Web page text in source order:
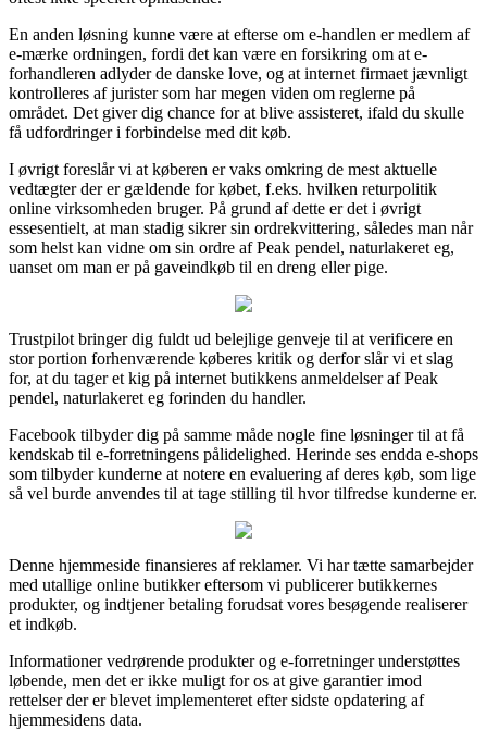
En anden løsning kunne være at efterse om e-handlen er medlem af
e-mærke ordningen, fordi det kan være en forsikring om at e-
forhandleren adlyder de danske love, og at internet firmaet jævnligt
kontrolleres af jurister som har megen viden om reglerne på
området. Det giver dig chance for at blive assisteret, ifald du skulle
få udfordringer i forbindelse med dit køb.
I øvrigt foreslår vi at køberen er vaks omkring de mest aktuelle
vedtægter der er gældende for købet, f.eks. hvilken returpolitik
online virksomheden bruger. På grund af dette er det i øvrigt
essesentielt, at man stadig sikrer sin ordrekvittering, således man når
som helst kan vidne om sin ordre af Peak pendel, naturlakeret eg,
uanset om man er på gaveindkøb til en dreng eller pige.
Trustpilot bringer dig fuldt ud belejlige genveje til at verificere en
stor portion forhenværende køberes kritik og derfor slår vi et slag
for, at du tager et kig på internet butikkens anmeldelser af Peak
pendel, naturlakeret eg forinden du handler.
Facebook tilbyder dig på samme måde nogle fine løsninger til at få
kendskab til e-forretningens pålidelighed. Herinde ses endda e-shops
som tilbyder kunderne at notere en evaluering af deres køb, som lige
så vel burde anvendes til at tage stilling til hvor tilfredse kunderne er.
Denne hjemmeside finansieres af reklamer. Vi har tætte samarbejder
med utallige online butikker eftersom vi publicerer butikkernes
produkter, og indtjener betaling forudsat vores besøgende realiserer
et indkøb.
Informationer vedrørende produkter og e-forretninger understøttes
løbende, men det er ikke muligt for os at give garantier imod
rettelser der er blevet implementeret efter sidste opdatering af
hjemmesidens data.